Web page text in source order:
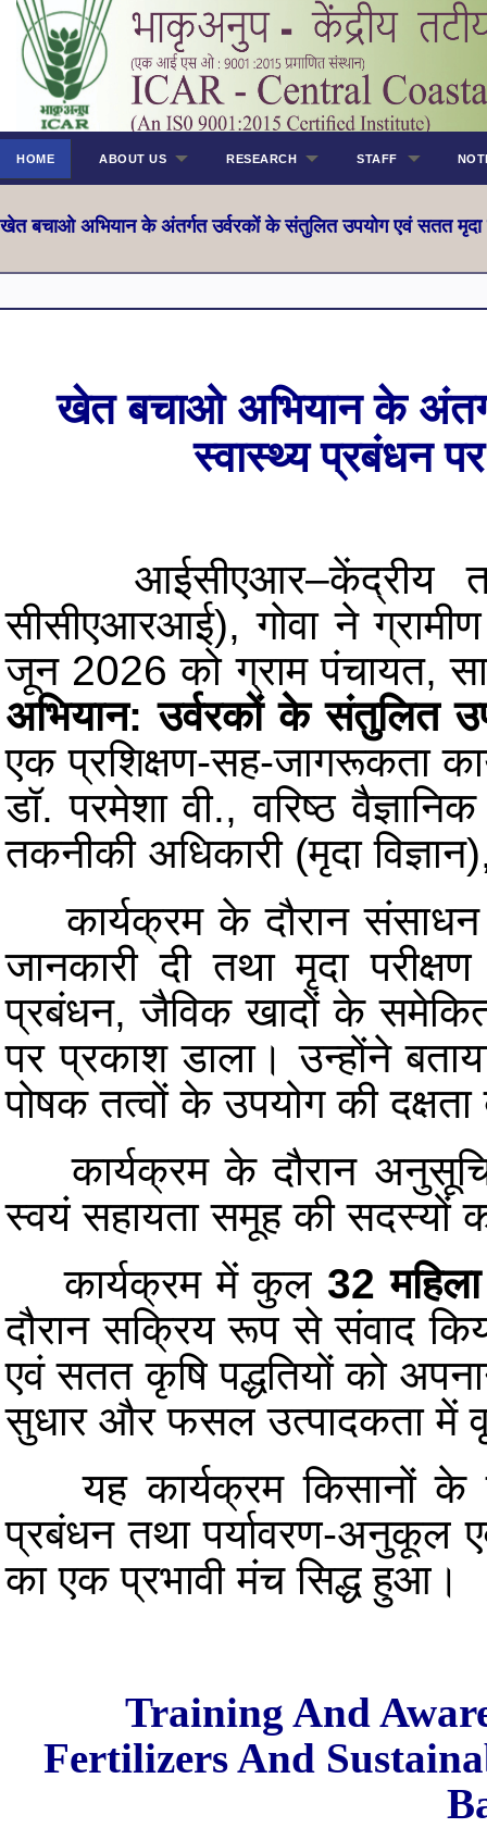
HOME ABOUT US RESEARCH STAFF
खेत बचाओ अभियान के अंतर्गत उर्वरकों के संतुलित उपयोग एवं सतत मृदा
खेत बचाओ अभियान के
स्वास्थ्य प्रबंधन
आईसीएआर–केंद्रीय
सीसीएआरआई), गोवा ने
जून 2026 को ग्राम पंचायत,
अभियान: उर्वरकों के संतुलित
एक प्रशिक्षण-सह-जागरूकता
डॉ. परमेशा वी., वरिष्ठ
तकनीकी अधिकारी (मृदा
कार्यक्रम के दौरान संसाधन
जानकारी दी तथा मृदा
प्रबंधन, जैविक खादों के
पर प्रकाश डाला। उन्होंने
पोषक तत्वों के उपयोग की
कार्यक्रम के दौरान
स्वयं सहायता समूह की सदस्यों
कार्यक्रम में कुल 32
दौरान सक्रिय रूप से संवाद
एवं सतत कृषि पद्धतियों को
सुधार और फसल उत्पादकता में
यह कार्यक्रम किसानों के
प्रबंधन तथा पर्यावरण-अनुकूल
का एक प्रभावी मंच सिद्ध हुआ।
Training And
Fertilizers And